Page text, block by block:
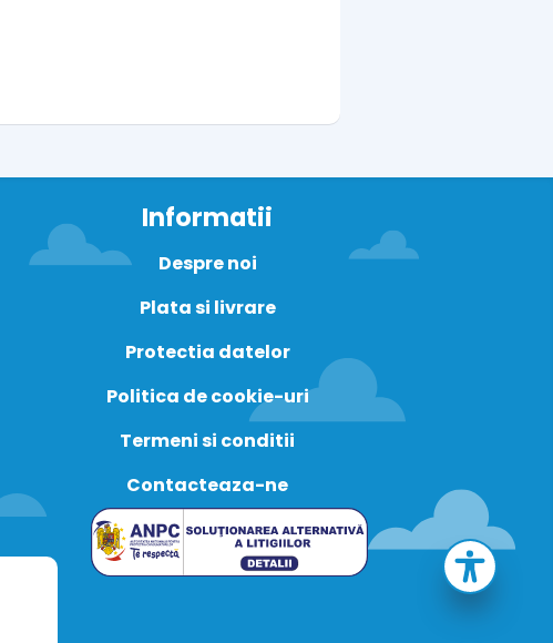
Informatii
Despre noi
Plata si livrare
Protectia datelor
Politica de cookie-uri
Termeni si conditii
Contacteaza-ne